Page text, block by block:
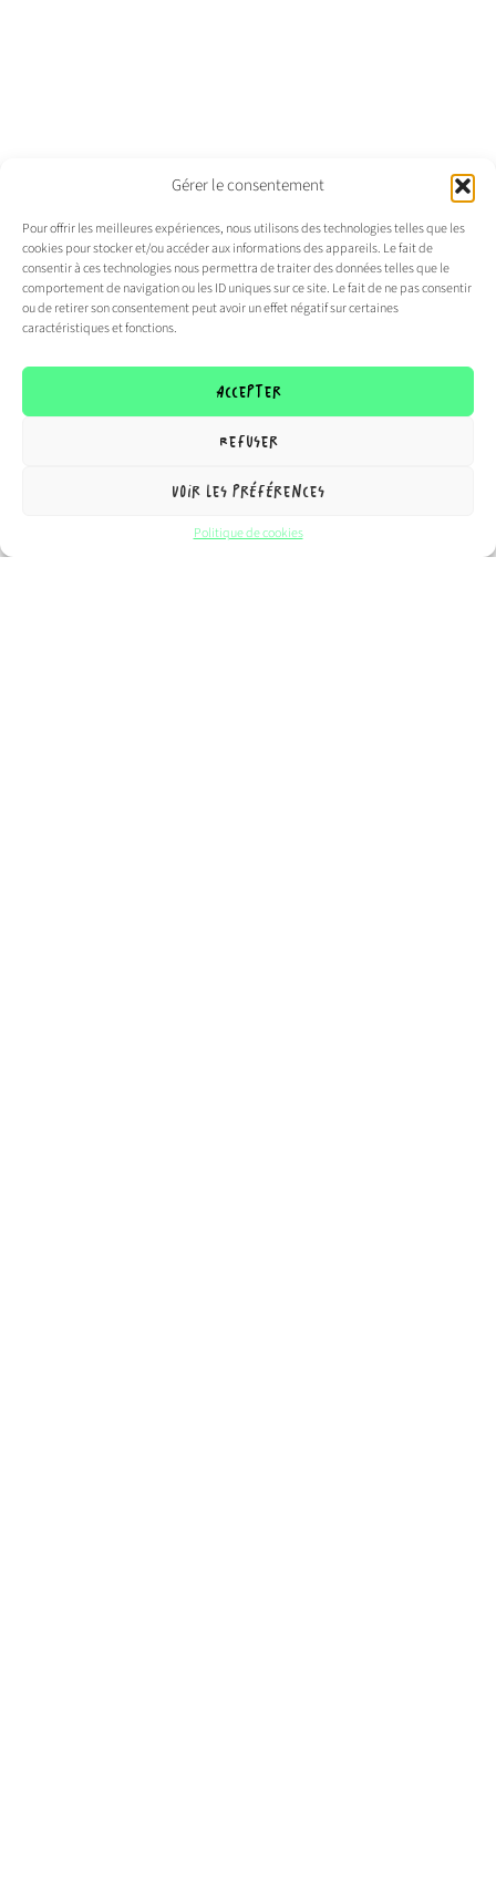
Gérer le consentement
Pour offrir les meilleures expériences, nous utilisons des technologies telles que les
cookies pour stocker et/ou accéder aux informations des appareils. Le fait de
consentir à ces technologies nous permettra de traiter des données telles que le
comportement de navigation ou les ID uniques sur ce site. Le fait de ne pas consentir
ou de retirer son consentement peut avoir un effet négatif sur certaines
caractéristiques et fonctions.
Accepter
Refuser
Voir les préférences
Politique de cookies